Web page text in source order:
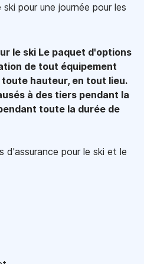
pour une journée pour les
le ski Le paquet d'options
de tout équipement
hauteur, en tout lieu.
à des tiers pendant la
toute la durée de
d'assurance pour le ski et le